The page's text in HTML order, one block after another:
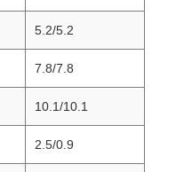
5.2/5.2
7.8/7.8
10.1/10.1
2.5/0.9